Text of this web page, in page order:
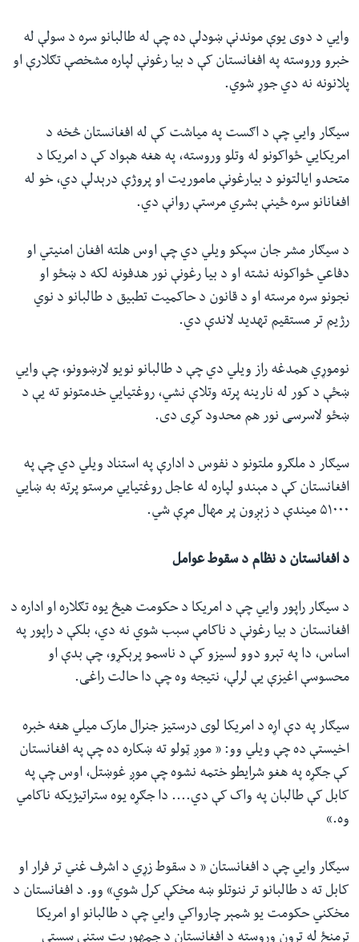
وايي د دوی یوې موندنې ښودلې ده چې له طالبانو سره د سولې له
خبرو وروسته په افغانستان کې د بیا رغونې لپاره مشخصې تګلارې او
پلانونه نه دي‌ جوړ شوي.
سیګار وايي چې د اګست په میاشت کې له افغانستان څخه د
امریکایي ځواکونو له وتلو وروسته، په هغه هېواد کې د امریکا د
متحدو ایالتونو د بیارغونې ماموریت او پروژې درېدلې دي، خو له
افغانانو سره ځینې بشري مرستې روانې دي.
د سیګار مشر جان سپکو ویلي دي‌ چې اوس هلته افغان امنیتي‌ او
دفاعي‌ ځواکونه نشته او د بیا رغونې نور هدفونه لکه د ښځو او
نجونو سره مرسته او د قانون د حاکمیت تطبیق د طالبانو د نوي
رژیم تر مستقیم تهدید لاندې دي.
نوموړي همدغه راز ویلي دي چې د طالبانو نويو لارښوونو، چې وايي
ښځې د کور له نارینه پرته وتلاې نشي، روغتیايي‌ خدمتونو ته یې د
ښځو لاسرسی نور هم محدود کړی دی.
سیګار د ملګرو ملتونو د نفوس د ادارې په استناد ویلي دي چې په
افغانستان کې د مېندو لپاره له عاجل روغتیايي مرستو پرته به ښايي
۵۱۰۰۰ میندې د زېږون پر مهال مړې شي.
د افغانستان د نظام د سقوط عوامل
د سیګار راپور وايي چې د امریکا د حکومت هیڅ یوه تګلاره او اداره د
افغانستان د بیا رغونې د ناکامې سبب شوي نه دي، بلکې د راپور په
اساس، دا په تېرو دوو لسیزو کې د ناسمو پرېکړو،‌ چې بدې او
محسوسې اغیزې یې لرلې، نتیجه وه چې دا حالت راغی.
سیګار په دې اړه د امریکا لوی درستیز جنرال مارک میلي هغه خبره
اخیستې ده چې ویلي وو: « موږ ټولو ته ښکاره ده چې په افغانستان
کې جګړه په هغو شرایطو ختمه نشوه چې موږ غوښتل، اوس چې په
کابل کې طالبان په واک کې دي.... دا جګړه یوه ستراتیژیکه ناکامي
وه.»
سیګار وايي چې د افغانستان « د سقوط زړي د اشرف غني تر فرار او
کابل ته د طالبانو تر ننوتلو ښه مخکې کرل شوي» وو. د افغانستان د
مخکني حکومت یو شمېر چارواکي وايي چې د طالبانو او امریکا
ترمنځ له تړون وروسته د افغانستان د جمهوریت ستنې سستې